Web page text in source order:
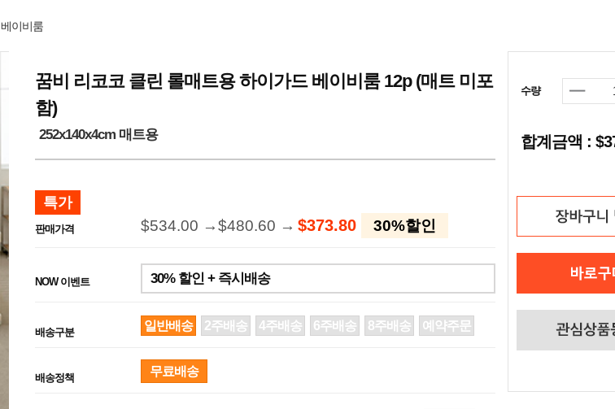
베이비룸
꿈비 리코코 클린 롤매트용 하이가드 베이비룸 12p (매트 미포
함)
252x140x4cm 매트용
특가
판매가격 $534.00 →$480.60 → $373.80 30%할인
NOW 이벤트 30% 할인 + 즉시배송
배송구분 일반배송 2주배송 4주배송 6주배송 8주배송 예약주문
배송정책 무료배송
수량
합계금액 : $